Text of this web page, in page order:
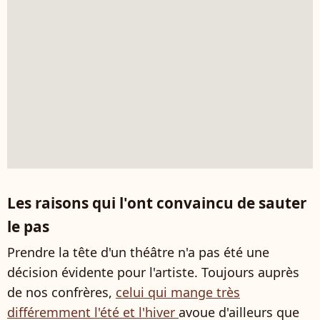
Les raisons qui l'ont convaincu de sauter
le pas
Prendre la tête d'un théâtre n'a pas été une
décision évidente pour l'artiste. Toujours auprès
de nos confrères, celui qui mange très
différemment l'été et l'hiver avoue d'ailleurs que